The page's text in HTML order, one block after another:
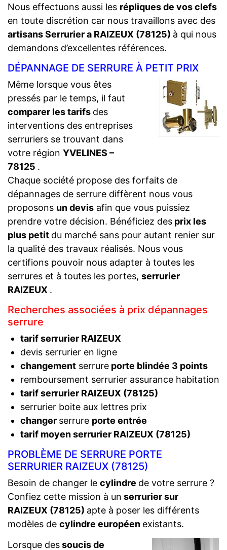
Nous effectuons aussi les répliques de vos clefs
en toute discrétion car nous travaillons avec des
artisans Serrurier a RAIZEUX (78125) à qui nous
demandons d’excellentes références.
DÉPANNAGE DE SERRURE À PETIT PRIX
Même lorsque vous êtes
pressés par le temps, il faut
comparer les tarifs des
interventions des entreprises
serruriers se trouvant dans
votre région YVELINES –
78125 .
Chaque société propose des forfaits de
dépannages de serrure diffèrent nous vous
proposons un devis afin que vous puissiez
prendre votre décision. Bénéficiez des prix les
plus petit du marché sans pour autant renier sur
la qualité des travaux réalisés. Nous vous
certifions pouvoir nous adapter à toutes les
serrures et à toutes les portes, serrurier
RAIZEUX .
Recherches associées à prix dépannages
serrure
tarif serrurier RAIZEUX
devis serrurier en ligne
changementserrureporte blindée 3 points
remboursement serrurier assurance habitation
tarif serrurier RAIZEUX (78125)
serrurier boite aux lettres prix
changer serrure porte entrée
tarif moyen serrurier RAIZEUX (78125)
PROBLÈME DE SERRURE PORTE
SERRURIER RAIZEUX (78125)
Besoin de changer le cylindre de votre serrure ?
Confiez cette mission à un serrurier sur
RAIZEUX (78125) apte à poser les différents
modèles de cylindre européen existants.
Lorsque dessoucis de